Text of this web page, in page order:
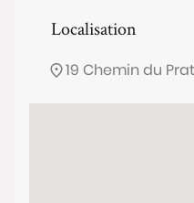
Localisation
19 Chemin du